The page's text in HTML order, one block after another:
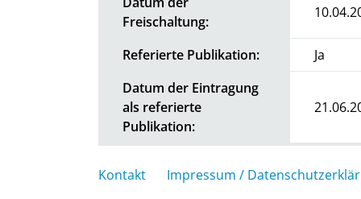
Freischaltung:
Referierte Publikation:
Ja
Datum der Eintragung
als referierte
Publikation:
Kontakt Impressum /